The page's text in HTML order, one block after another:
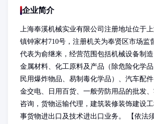
企业简介
上海奉溪机械实业有限公司注册地址位于
镇钟家村710号，注册机关为奉贤区市场监
代表为俞继来，经营范围包括机械设备制造
金属材料、化工原料及产品（除危险化学品
民用爆炸物品、易制毒化学品）、汽车配
金交电、日用百货、一般劳防用品的批发
咨询，货物运输代理，建筑装修装饰建设
事货物进出口及技术进出口业务。 【依法